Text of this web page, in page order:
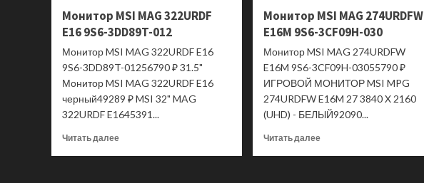
45,
HDMI,
SD,
micro-
до
80
Вт
станция
Монитор MSI MAG 322URDF
E16 9S6-3DD89T-012
Монитор MSI MAG 322URDF E16
9S6-3DD89T-01256790 ₽ 31.5"
Монитор MSI MAG 322URDF E16
черный49289 ₽ MSI 32" MAG
322URDF E1645391...
Читать далееПрочитать
Монитор MSI MAG 274URDFW
E16M 9S6-3CF09H-030
Монитор MSI MAG 274URDFW
E16M 9S6-3CF09H-03055790 ₽
ИГРОВОЙ МОНИТОР MSI MPG
274URDFW E16M 27 3840 X 2160
(UHD) - БЕЛЫЙ92090...
Читать далееПрочитать